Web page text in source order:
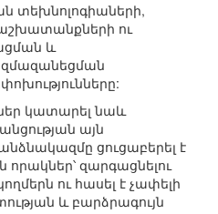
տեխնոլոգիաների,
ու
և
կատարել նաև
այն
ցուցաբերել է
զարգացնելու
ու հասել է չափելի
և բարձրագույն